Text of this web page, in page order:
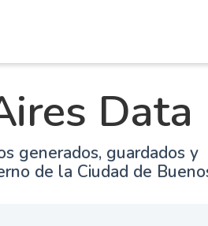
Data
generados, guardados y
de la Ciudad de